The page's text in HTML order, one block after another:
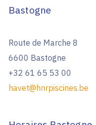
Bastogne
Route de Marche 8
6600 Bastogne
+32 61 65 53 00
havet@hnrpiscines.be